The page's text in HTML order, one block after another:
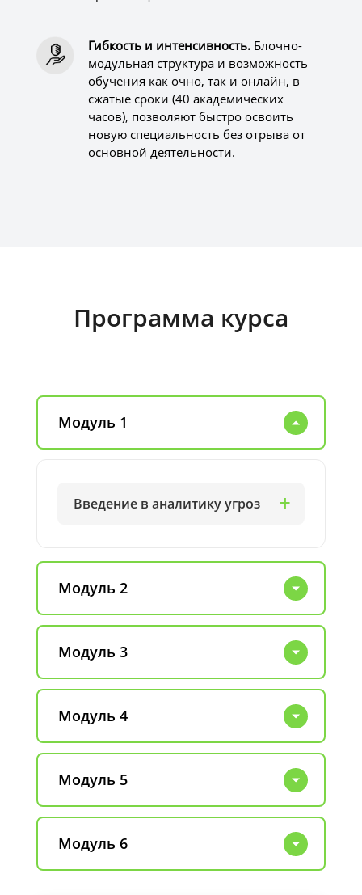
Гибкость и интенсивность. Блочно-
модульная структура и возможность
обучения как очно, так и онлайн, в
сжатые сроки (40 академических
часов), позволяют быстро освоить
новую специальность без отрыва от
основной деятельности.
Программа курса
Модуль 1
Введение в аналитику угроз
Модуль 2
Модуль 3
Модуль 4
Модуль 5
Модуль 6